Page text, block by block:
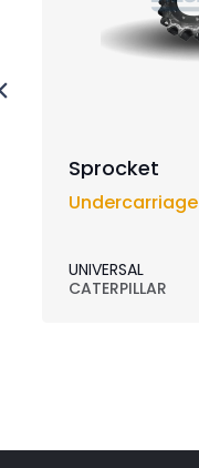
Sprocket
Undercarriage
UNIVERSAL
CATERPILLAR